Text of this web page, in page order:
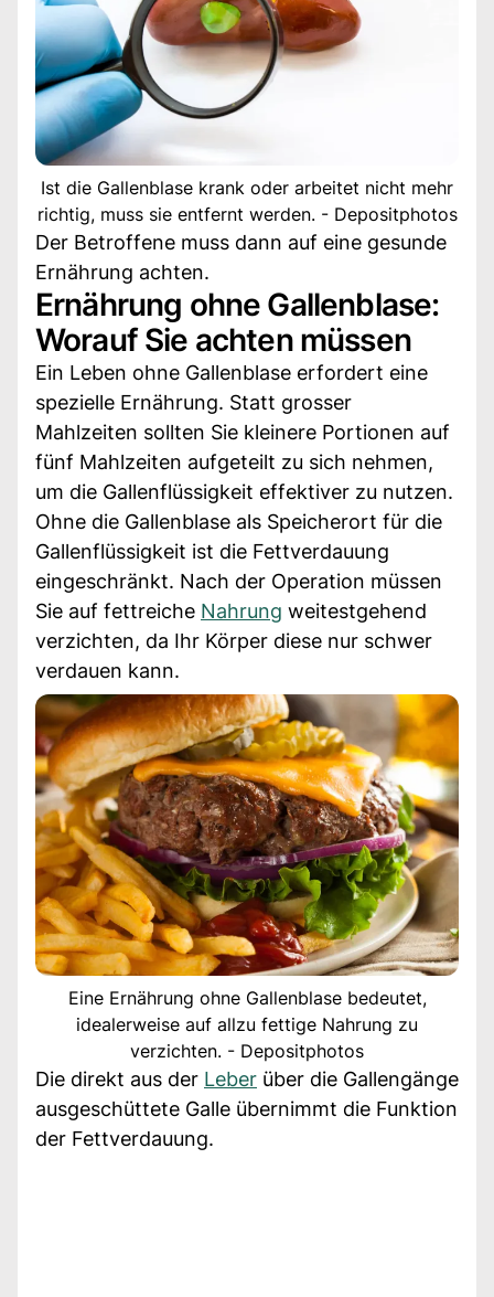
Ist die Gallenblase krank oder arbeitet nicht mehr
richtig, muss sie entfernt werden. - Depositphotos
Der Betroffene muss dann auf eine gesunde
Ernährung achten.
Ernährung ohne Gallenblase:
Worauf Sie achten müssen
Ein Leben ohne Gallenblase erfordert eine
spezielle Ernährung. Statt grosser
Mahlzeiten sollten Sie kleinere Portionen auf
fünf Mahlzeiten aufgeteilt zu sich nehmen,
um die Gallenflüssigkeit effektiver zu nutzen.
Ohne die Gallenblase als Speicherort für die
Gallenflüssigkeit ist die Fettverdauung
eingeschränkt. Nach der Operation müssen
Sie auf fettreiche Nahrung weitestgehend
verzichten, da Ihr Körper diese nur schwer
verdauen kann.
Eine Ernährung ohne Gallenblase bedeutet,
idealerweise auf allzu fettige Nahrung zu
verzichten. - Depositphotos
Die direkt aus der Leber über die Gallengänge
ausgeschüttete Galle übernimmt die Funktion
der Fettverdauung.